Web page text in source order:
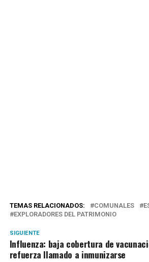
TEMAS RELACIONADOS: COMUNALES
EXPLORADORES DEL PATRIMONIO
SIGUIENTE
Influenza: baja cobertura de
refuerza llamado a inmunizarse